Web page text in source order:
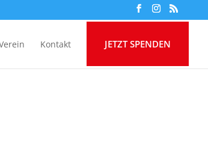
Kontakt JETZT SPENDEN